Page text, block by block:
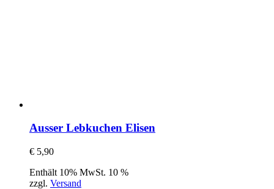
Ausser Lebkuchen Elisen
€ 5,90
Enthält 10% MwSt. 10 %
zzgl. Versand